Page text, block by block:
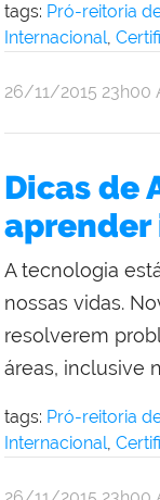
tags: Pró-reitoria
Internacional,
por
Reitoria
publicado
26/11/2015 23h00
Dicas de
aprender
A tecnologia
nossas vidas.
resolverem
áreas, inclusive
tags: Pró-reitoria
Internacional,